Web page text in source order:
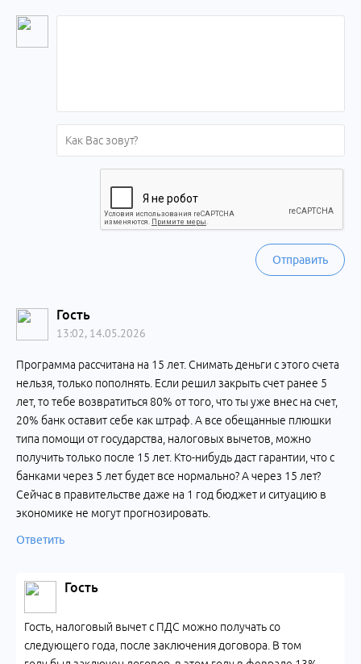
Отправить
Гость
13:02, 14.05.2026
Программа рассчитана на 15 лет. Снимать деньги с этого счета
нельзя, только пополнять. Если решил закрыть счет ранее 5
лет, то тебе возвратиться 80% от того, что ты уже внес на счет,
20% банк оставит себе как штраф. А все обещанные плюшки
типа помощи от государства, налоговых вычетов, можно
получить только после 15 лет. Кто-нибудь даст гарантии, что с
банками через 5 лет будет все нормально? А через 15 лет?
Сейчас в правительстве даже на 1 год бюджет и ситуацию в
экономике не могут прогнозировать.
Ответить
Гость
Гость, налоговый вычет с ПДС можно получать со
следующего года, после заключения договора. В том